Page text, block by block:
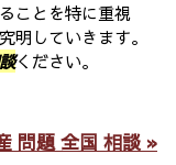
ことを特に重視
明していきます。
ください。
問題 全国 相談 »